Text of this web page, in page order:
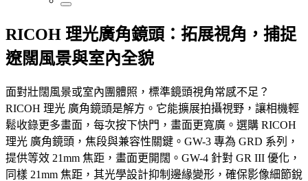
RICOH 理光廣角鏡頭：拓展視角，捕捉
遼闊風景與室內全貌
面對壯闊風景或室內團體照，標準鏡頭視角常感不足？
RICOH 理光 廣角鏡頭是解方。它能擴展拍攝視野，讓相機輕
鬆收錄更多畫面，每次按下快門，畫面更寬廣。選購 RICOH
理光 廣角鏡頭，焦段與兼容性關鍵。GW-3 專為 GRD 系列，
提供等效 21mm 焦距，畫面更開闊。GW-4 針對 GR III 優化，
同樣 21mm 焦距，其光學設計抑制邊緣變形，確保影像細節銳